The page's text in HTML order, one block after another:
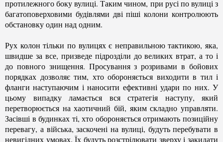
протилежного боку вулиці. Таким чином, при русі по вулиці з
багатоповерховими будівлями дві піші колони контролюють
обстановку один над одним.
Рух колон тільки по вулицях є неправильною тактикою, яка,
швидше за все, призведе підрозділи до великих втрат, а то і
до повного знищення. Просування з розривами в бойових
порядках дозволяє тим, хто обороняється виходити в тил і
фланги наступаючим і наносити ефективні удари по них. У
цьому випадку ламається вся стратегія наступу, який
перетворюється на хаотичний бій, яким складно управляти.
Засівші в будинках ті, хто обороняється отримають позиційну
перевагу, а війська, заскочені на вулиці, будуть перебувати в
невигідних умовах. Їх будуть розстрілювати зверху і закидати